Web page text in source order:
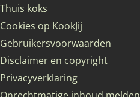
Thuis koks
Cookies op KookJij
Gebruikersvoorwaarden
Disclaimer en copyright
Privacyverklaring